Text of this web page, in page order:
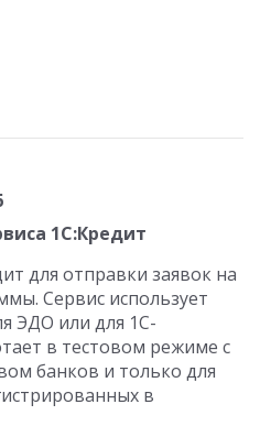
1С:Кредит
для отправки заявок на
Сервис использует
ЭДО или для 1С-
в тестовом режиме с
банков и только для
в